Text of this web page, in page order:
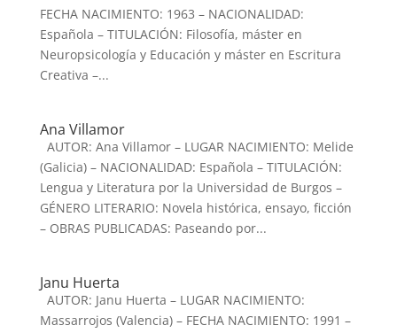
FECHA NACIMIENTO: 1963 – NACIONALIDAD:
Española – TITULACIÓN: Filosofía, máster en
Neuropsicología y Educación y máster en Escritura
Creativa –...
Ana Villamor
AUTOR: Ana Villamor – LUGAR NACIMIENTO: Melide
(Galicia) – NACIONALIDAD: Española – TITULACIÓN:
Lengua y Literatura por la Universidad de Burgos –
GÉNERO LITERARIO: Novela histórica, ensayo, ficción
– OBRAS PUBLICADAS: Paseando por...
Janu Huerta
AUTOR: Janu Huerta – LUGAR NACIMIENTO:
Massarrojos (Valencia) – FECHA NACIMIENTO: 1991 –